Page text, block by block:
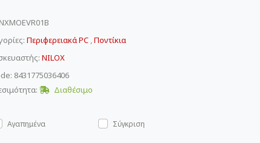
NXMOEVR01B
Περιφερειακά PC ,Ποντίκια
NILOX
8431775036406
Διαθέσιμο
Αγαπημένα Σύγκριση